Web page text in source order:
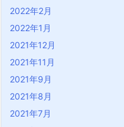
2022年2月
2022年1月
2021年12月
2021年11月
2021年9月
2021年8月
2021年7月